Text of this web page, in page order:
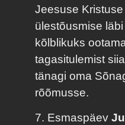
Jeesuse
ülestõusmise
kõlblikuks
tagasitulemist
tänagi oma
rõõmusse.
7. Esmaspäev